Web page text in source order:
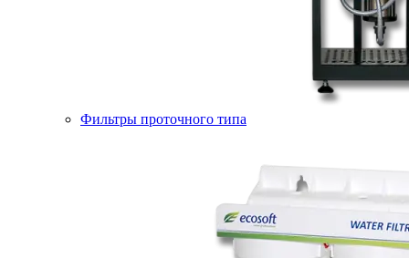
Фильтры проточного типа